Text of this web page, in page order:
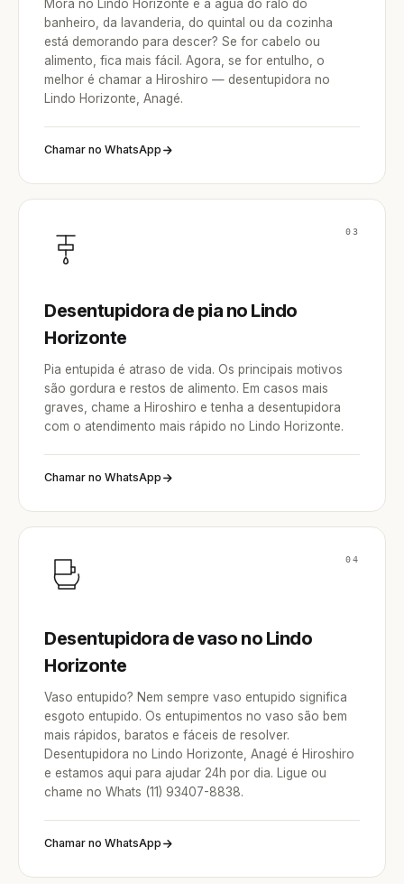
Mora no Lindo Horizonte e a água do ralo do
banheiro, da lavanderia, do quintal ou da cozinha
está demorando para descer? Se for cabelo ou
alimento, fica mais fácil. Agora, se for entulho, o
melhor é chamar a Hiroshiro — desentupidora no
Lindo Horizonte, Anagé.
Chamar no WhatsApp
03
Desentupidora de pia no Lindo
Horizonte
Pia entupida é atraso de vida. Os principais motivos
são gordura e restos de alimento. Em casos mais
graves, chame a Hiroshiro e tenha a desentupidora
com o atendimento mais rápido no Lindo Horizonte.
Chamar no WhatsApp
04
Desentupidora de vaso no Lindo
Horizonte
Vaso entupido? Nem sempre vaso entupido significa
esgoto entupido. Os entupimentos no vaso são bem
mais rápidos, baratos e fáceis de resolver.
Desentupidora no Lindo Horizonte, Anagé é Hiroshiro
e estamos aqui para ajudar 24h por dia. Ligue ou
chame no Whats (11) 93407-8838.
Chamar no WhatsApp